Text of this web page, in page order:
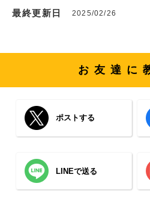
最終更新日 2025/02/26
お友達に
ポストする
LINEで送る